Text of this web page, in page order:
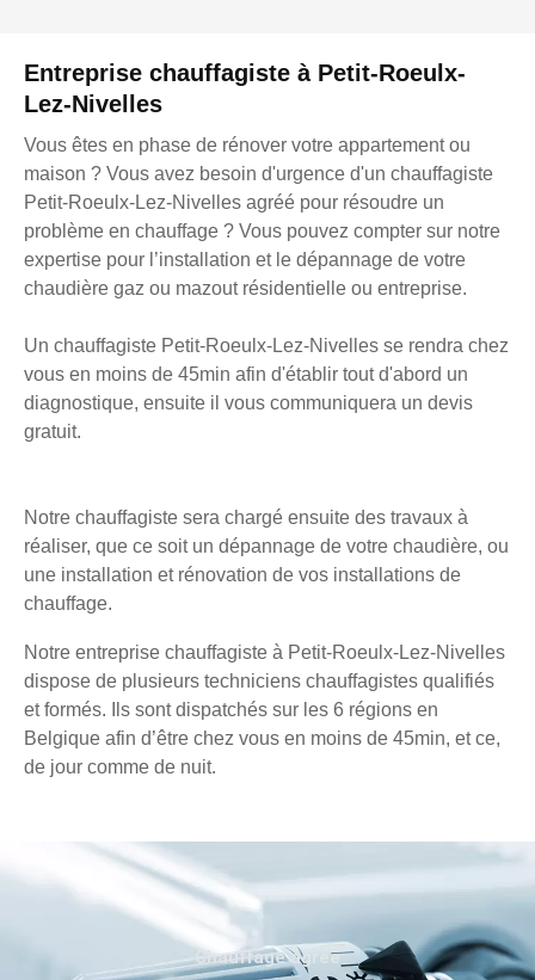
Entreprise chauffagiste à Petit-Roeulx-
Lez-Nivelles
Vous êtes en phase de rénover votre appartement ou
maison ? Vous avez besoin d'urgence d'un chauffagiste
Petit-Roeulx-Lez-Nivelles agréé pour résoudre un
problème en chauffage ? Vous pouvez compter sur notre
expertise pour l’installation et le dépannage de votre
chaudière gaz ou mazout résidentielle ou entreprise.
Un chauffagiste Petit-Roeulx-Lez-Nivelles se rendra chez
vous en moins de 45min afin d'établir tout d'abord un
diagnostique, ensuite il vous communiquera un devis
gratuit.
Notre chauffagiste sera chargé ensuite des travaux à
réaliser, que ce soit un dépannage de votre chaudière, ou
une installation et rénovation de vos installations de
chauffage.
Notre entreprise chauffagiste à Petit-Roeulx-Lez-Nivelles
dispose de plusieurs techniciens chauffagistes qualifiés
et formés. Ils sont dispatchés sur les 6 régions en
Belgique afin d’être chez vous en moins de 45min, et ce,
de jour comme de nuit.
Chauffage agréé